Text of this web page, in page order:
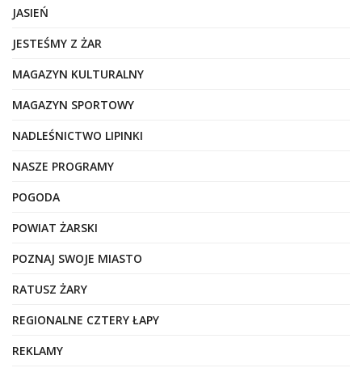
JASIEŃ
JESTEŚMY Z ŻAR
MAGAZYN KULTURALNY
MAGAZYN SPORTOWY
NADLEŚNICTWO LIPINKI
NASZE PROGRAMY
POGODA
POWIAT ŻARSKI
POZNAJ SWOJE MIASTO
RATUSZ ŻARY
REGIONALNE CZTERY ŁAPY
REKLAMY